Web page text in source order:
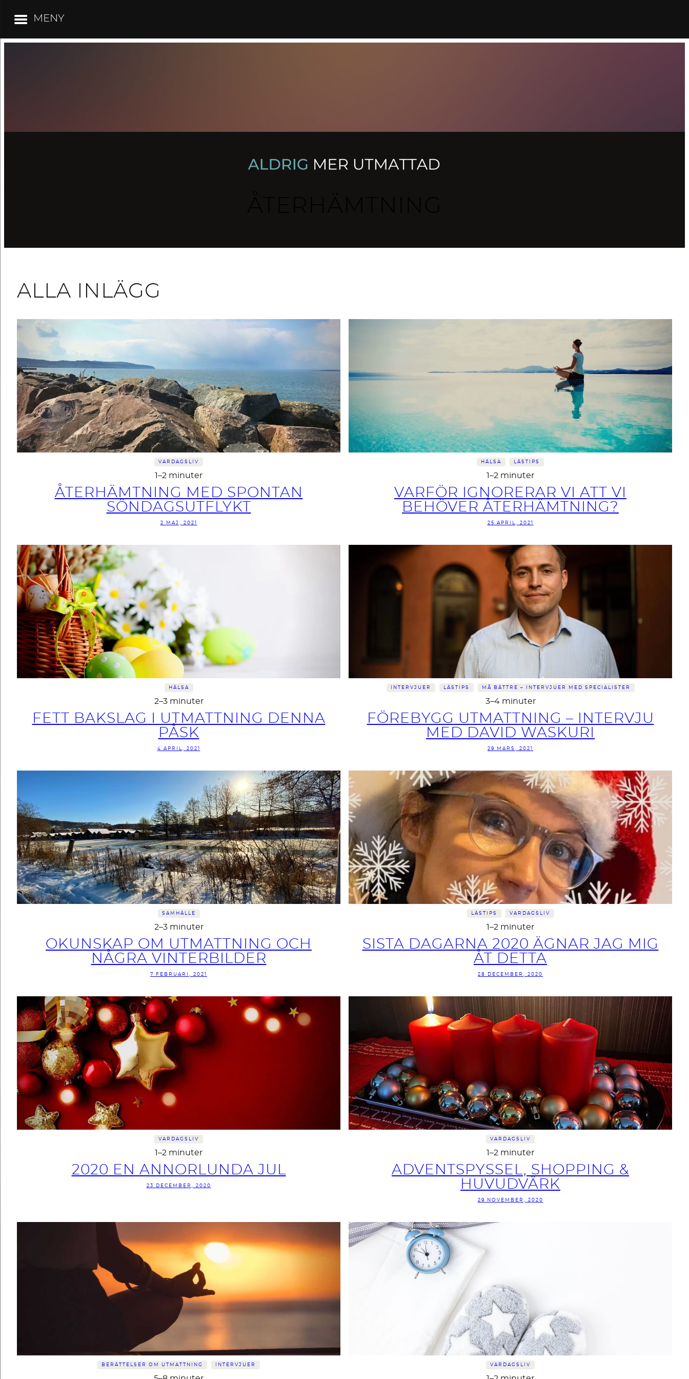
ALLA INLÄGG
VARDAGSLIV
1–2 minuter
ÅTERHÄMTNING MED SPONTAN
SÖNDAGSUTFLYKT
2 MAJ, 2021
HÄLSA LÄSTIPS
1–2 minuter
VARFÖR IGNORERAR VI ATT VI
BEHÖVER ÅTERHÄMTNING?
25 APRIL, 2021
HÄLSA
2–3 minuter
FETT BAKSLAG I UTMATTNING DENNA
PÅSK
4 APRIL, 2021
INTERVJUER LÄSTIPS MÅ BÄTTRE – INTERVJUER MED SPECIALISTER
3–4 minuter
FÖREBYGG UTMATTNING – INTERVJU
MED DAVID WASKURI
29 MARS, 2021
SAMHÄLLE
2–3 minuter
OKUNSKAP OM UTMATTNING OCH
NÅGRA VINTERBILDER
7 FEBRUARI, 2021
LÄSTIPS VARDAGSLIV
1–2 minuter
SISTA DAGARNA 2020 ÄGNAR JAG MIG
ÅT DETTA
28 DECEMBER, 2020
VARDAGSLIV
1–2 minuter
2020 EN ANNORLUNDA JUL
23 DECEMBER, 2020
VARDAGSLIV
1–2 minuter
ADVENTSPYSSEL, SHOPPING &
HUVUDVÄRK
29 NOVEMBER, 2020
BERÄTTELSER OM UTMATTNING INTERVJUER VARDAGSLIV
MENY